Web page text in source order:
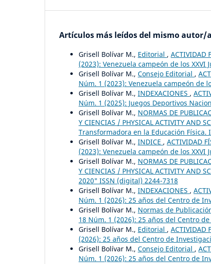
Artículos más leídos del mismo autor/a
Grisell Bolívar M., Editorial , ACTIVIDAD
(2023): Venezuela campeón de los XXVI
Grisell Bolívar M., Consejo Editorial ,
Núm. 1 (2023): Venezuela campeón de
Grisell Bolívar M., INDEXACIONES ,
Núm. 1 (2025): Juegos Deportivos
Grisell Bolívar M., NORMAS DE
Y CIENCIAS / PHYSICAL ACTIVITY
Transformadora en la Educación Física.
Grisell Bolívar M., INDICE , ACTIVIDAD
(2023): Venezuela campeón de los XXVI
Grisell Bolívar M., NORMAS DE
Y CIENCIAS / PHYSICAL ACTIVITY
2020" ISSN (digital) 2244-7318
Grisell Bolívar M., INDEXACIONES ,
Núm. 1 (2026): 25 años del Centro de
Grisell Bolívar M., Normas de
18 Núm. 1 (2026): 25 años del Centro
Grisell Bolívar M., Editorial , ACTIVIDAD
(2026): 25 años del Centro de
Grisell Bolívar M., Consejo Editorial ,
Núm. 1 (2026): 25 años del Centro de